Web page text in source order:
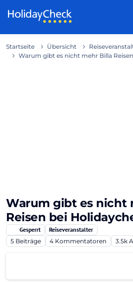
Startseite Übersicht
Warum gibt es nicht mehr Billa
Warum gibt es nicht
Reisen bei
Gesperrt
Reiseveranstalter
5 Beiträge 4 Kommentatoren 3.5k